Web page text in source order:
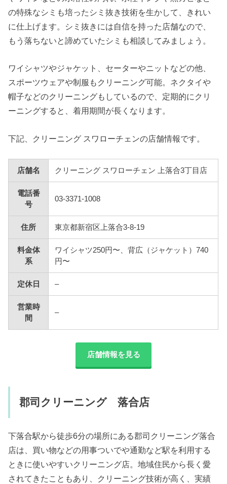
の特殊なシミも培ったシミ抜き技術を生かして、きれい
に仕上げます。シミ抜きには自信を持った店舗なので、
もう落ちないと諦めていたシミも相談してみましょう。
ワイシャツやジャケット、セーターやニットなどの他、
スポーツウェアや制服もクリーニング可能。ネクタイや
帽子などのクリーニングもしているので、定期的にクリ
ーニングすると、着用期間が長くなります。
下記、クリーニング スワローチェンの店舗情報です。
店舗名 クリーニング スワローチェン 上落合3丁目店
電話番
号
03-3371-1008
住所 東京都新宿区上落合3-8-19
料金体
系
ワイシャツ250円〜、背広（ジャケット）740
円〜
定休日 –
営業時
間
–
店舗情報を見る
郡司クリーニング 落合店
下落合駅から徒歩6分の場所にある郡司クリーニング落合
店は、買い物などの用事ついでや通勤など駅を利用する
ときに使いやすいクリーニング店。地域住民から長く愛
されてきたこともあり、クリーニング技術が高く、実績